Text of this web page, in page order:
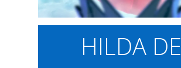
HILDA DE